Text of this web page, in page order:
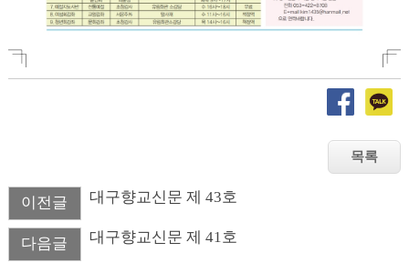
이전글 대구향교신문 제 43호
다음글 대구향교신문 제 41호